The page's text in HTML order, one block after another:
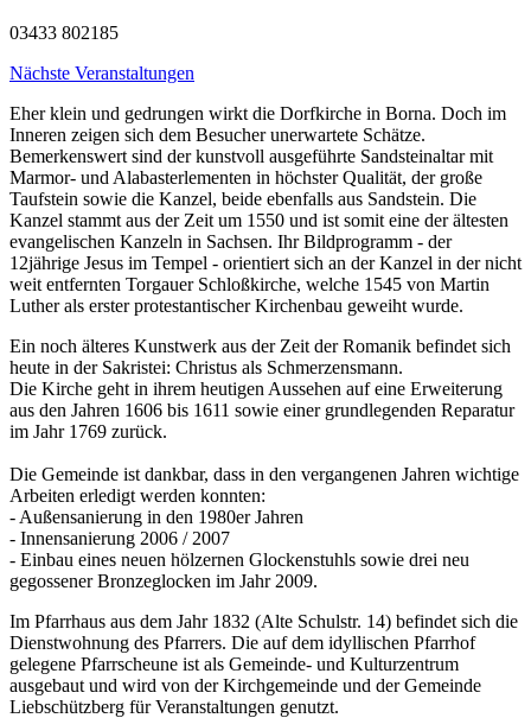
03433 802185
Nächste Veranstaltungen
Eher klein und gedrungen wirkt die Dorfkirche in Borna. Doch im
Inneren zeigen sich dem Besucher unerwartete Schätze.
Bemerkenswert sind der kunstvoll ausgeführte Sandsteinaltar mit
Marmor- und Alabasterlementen in höchster Qualität, der große
Taufstein sowie die Kanzel, beide ebenfalls aus Sandstein. Die
Kanzel stammt aus der Zeit um 1550 und ist somit eine der ältesten
evangelischen Kanzeln in Sachsen. Ihr Bildprogramm - der
12jährige Jesus im Tempel - orientiert sich an der Kanzel in der nicht
weit entfernten Torgauer Schloßkirche, welche 1545 von Martin
Luther als erster protestantischer Kirchenbau geweiht wurde.
Ein noch älteres Kunstwerk aus der Zeit der Romanik befindet sich
heute in der Sakristei: Christus als Schmerzensmann.
Die Kirche geht in ihrem heutigen Aussehen auf eine Erweiterung
aus den Jahren 1606 bis 1611 sowie einer grundlegenden Reparatur
im Jahr 1769 zurück.
Die Gemeinde ist dankbar, dass in den vergangenen Jahren wichtige
Arbeiten erledigt werden konnten:
- Außensanierung in den 1980er Jahren
- Innensanierung 2006 / 2007
- Einbau eines neuen hölzernen Glockenstuhls sowie drei neu
gegossener Bronzeglocken im Jahr 2009.
Im Pfarrhaus aus dem Jahr 1832 (Alte Schulstr. 14) befindet sich die
Dienstwohnung des Pfarrers. Die auf dem idyllischen Pfarrhof
gelegene Pfarrscheune ist als Gemeinde- und Kulturzentrum
ausgebaut und wird von der Kirchgemeinde und der Gemeinde
Liebschützberg für Veranstaltungen genutzt.